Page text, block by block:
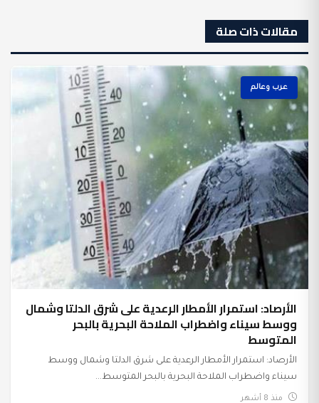
مقالات ذات صلة
عرب وعالم
الأرصاد: استمرار الأمطار الرعدية على شرق الدلتا وشمال
ووسط سيناء واضطراب الملاحة البحرية بالبحر
المتوسط
الأرصاد: استمرار الأمطار الرعدية على شرق الدلتا وشمال ووسط
سيناء واضطراب الملاحة البحرية بالبحر المتوسط...
منذ 8 أشهر